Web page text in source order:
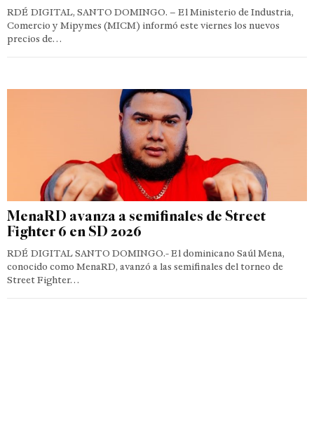
RDÉ DIGITAL, SANTO DOMINGO. – El Ministerio de Industria,
Comercio y Mipymes (MICM) informó este viernes los nuevos
precios de…
MenaRD avanza a semifinales de Street
Fighter 6 en SD 2026
RDÉ DIGITAL SANTO DOMINGO.- El dominicano Saúl Mena,
conocido como MenaRD, avanzó a las semifinales del torneo de
Street Fighter…